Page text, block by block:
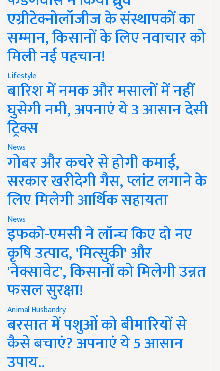
एग्रीटेक्नोलॉजीज के संस्थापकों का
सम्मान, किसानों के लिए नवाचार को
मिली नई पहचान!
Lifestyle
बारिश में नमक और मसालों में नहीं
घुसेगी नमी, अपनाएं ये 3 आसान देसी
ट्रिक्स
News
गोबर और कचरे से होगी कमाई,
सरकार खरीदेगी गैस, प्लांट लगाने के
लिए मिलेगी आर्थिक सहायता
News
इफको-एमसी ने लॉन्च किए दो नए
कृषि उत्पाद, 'मित्सुकी' और
'नेक्सावेट', किसानों को मिलेगी उन्नत
फसल सुरक्षा!
Animal Husbandry
बरसात में पशुओं को बीमारियों से
कैसे बचाएं? अपनाएं ये 5 आसान
उपाय..